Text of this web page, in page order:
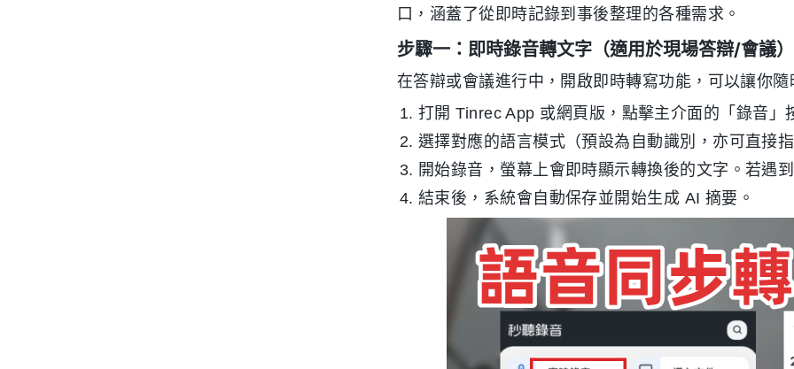
口，涵蓋了從即時記錄到事後整理的各種需求。
步驟一：即時錄音轉文字（適用於現場答辯/會議）
在答辯或會議進行中，開啟即時轉寫功能，可以讓你
打開 Tinrec App 或網頁版，點擊主介面的「錄音」
選擇對應的語言模式（預設為自動識別，亦可直接
開始錄音，螢幕上會即時顯示轉換後的文字。若遇
結束後，系統會自動保存並開始生成 AI 摘要。